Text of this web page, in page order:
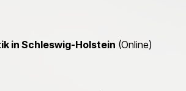
in Schleswig-Holstein (Online)